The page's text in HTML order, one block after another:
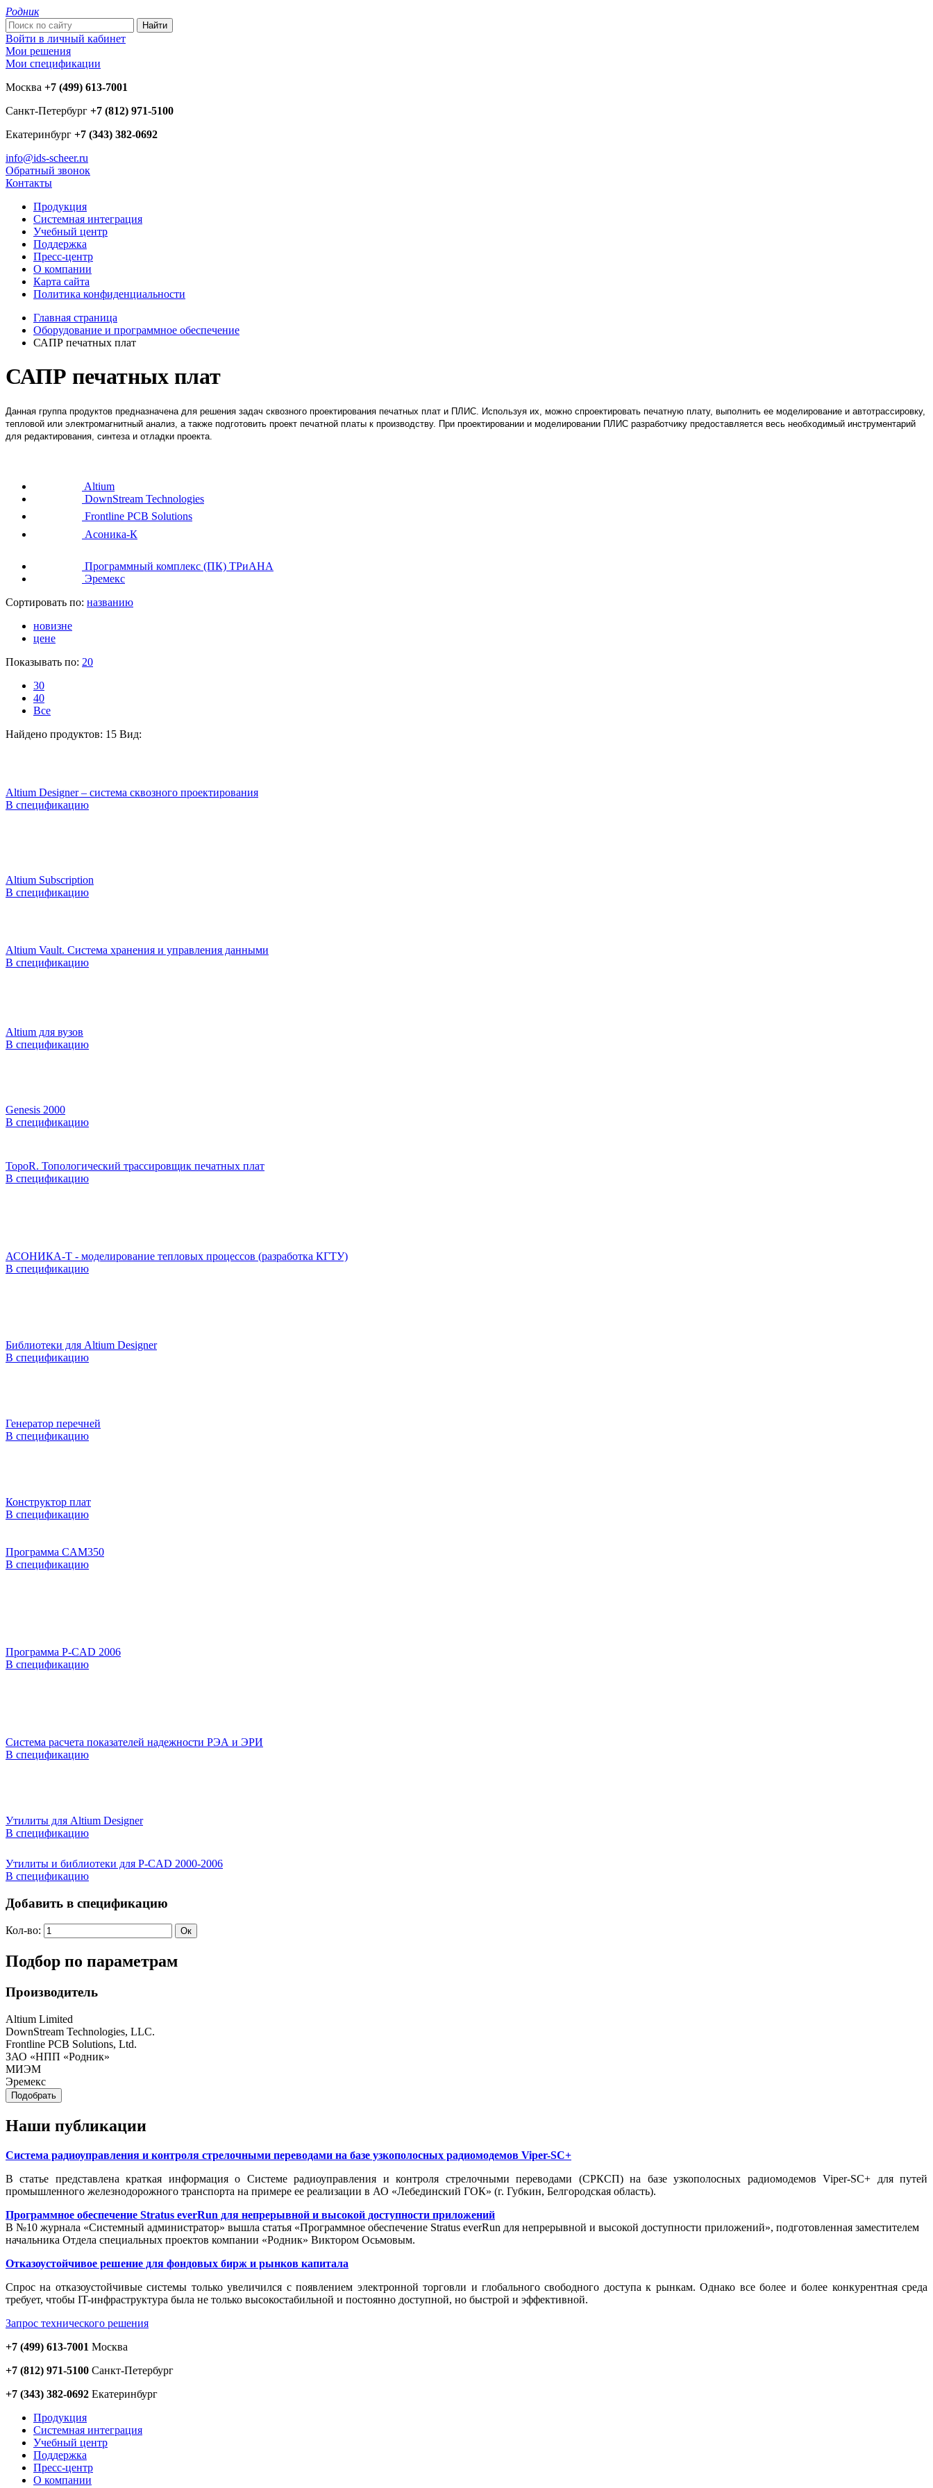
Родник
Войти в личный кабинет
Мои решения
Мои спецификации
Москва +7 (499) 613-7001
Санкт-Петербург +7 (812) 971-5100
Екатеринбург +7 (343) 382-0692
info@ids-scheer.ru
Обратный звонок
Контакты
Продукция
Системная интеграция
Учебный центр
Поддержка
Пресс-центр
О компании
Карта сайта
Политика конфиденциальности
Главная страница
Оборудование и программное обеспечение
САПР печатных плат
САПР печатных плат
Данная группа продуктов предназначена для решения задач сквозного проектирования печатных плат и ПЛИС. Используя их, можно спроектировать печатную плату, выполнить ее моделирование и автотрассировку,
тепловой или электромагнитный анализ, а также подготовить проект печатной платы к производству. При проектировании и моделировании ПЛИС разработчику предоставляется весь необходимый инструментарий
для редактирования, синтеза и отладки проекта.
Altium
DownStream Technologies
Frontline PCB Solutions
Асоника-К
Программный комплекс (ПК) ТРиАНА
Эремекс
Сортировать по: названию
новизне
цене
Показывать по: 20
30
40
Все
Найдено продуктов: 15 Вид:
Altium Designer – система сквозного проектирования
В спецификацию
Altium Subscription
В спецификацию
Altium Vault. Система хранения и управления данными
В спецификацию
Altium для вузов
В спецификацию
Genesis 2000
В спецификацию
TopoR. Топологический трассировщик печатных плат
В спецификацию
АСОНИКА-Т - моделирование тепловых процессов (разработка КГТУ)
В спецификацию
Библиотеки для Altium Designer
В спецификацию
Генератор перечней
В спецификацию
Конструктор плат
В спецификацию
Программа CAM350
В спецификацию
Программа P-CAD 2006
В спецификацию
Система расчета показателей надежности РЭА и ЭРИ
В спецификацию
Утилиты для Altium Designer
В спецификацию
Утилиты и библиотеки для P-CAD 2000-2006
В спецификацию
Добавить в спецификацию
Кол-во:
Подбор по параметрам
Производитель
Altium Limited
DownStream Technologies, LLC.
Frontline PCB Solutions, Ltd.
ЗАО «НПП «Родник»
МИЭМ
Эремекс
Наши публикации
Система радиоуправления и контроля стрелочными переводами на базе узкополосных радиомодемов Viper-SC+
В статье представлена краткая информация о Системе радиоуправления и контроля стрелочными переводами (СРКСП) на базе узкополосных радиомодемов Viper-SC+ для путей
промышленного железнодорожного транспорта на примере ее реализации в АО «Лебединский ГОК» (г. Губкин, Белгородская область).
Программное обеспечение Stratus everRun для непрерывной и высокой доступности приложений
В №10 журнала «Системный администратор» вышла статья «Программное обеспечение Stratus everRun для непрерывной и высокой доступности приложений», подготовленная заместителем
начальника Отдела специальных проектов компании «Родник» Виктором Осьмовым.
Отказоустойчивое решение для фондовых бирж и рынков капитала
Cпрос на отказоустойчивые системы только увеличился с появлением электронной торговли и глобального свободного доступа к рынкам. Однако все более и более конкурентная среда
требует, чтобы IT-инфраструктура была не только высокостабильной и постоянно доступной, но быстрой и эффективной.
Запрос технического решения
+7 (499) 613-7001 Москва
+7 (812) 971-5100 Санкт-Петербург
+7 (343) 382-0692 Екатеринбург
Продукция
Системная интеграция
Учебный центр
Поддержка
Пресс-центр
О компании